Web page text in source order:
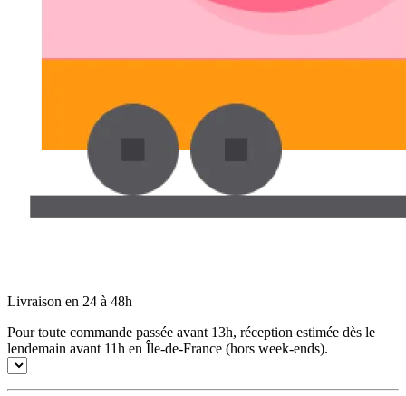
Livraison en 24 à 48h
Pour toute commande passée avant 13h, réception estimée dès le
lendemain avant 11h en Île-de-France (hors week-ends).